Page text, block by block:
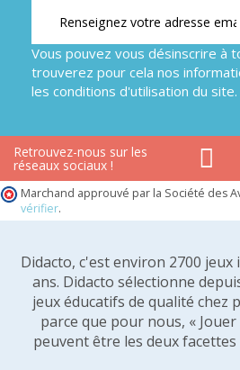
Vous pouvez vous désinscrire à
trouverez pour cela nos
les conditions d'utilisation du site.
Retrouvez-nous sur les
réseaux sociaux !
Marchand approuvé par la Société des
vérifier.
Didacto, c'est environ 2700 jeux
ans. Didacto sélectionne
jeux éducatifs de qualité chez
parce que pour nous, «
peuvent être les deux facettes